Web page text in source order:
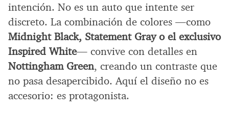
intención. No es un auto que intente ser
discreto. La combinación de colores —como
Midnight Black, Statement Gray o el exclusivo
Inspired White— convive con detalles en
Nottingham Green, creando un contraste que
no pasa desapercibido. Aquí el diseño no es
accesorio: es protagonista.